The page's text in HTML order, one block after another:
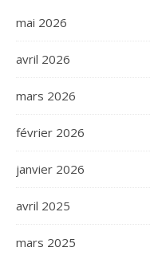
mai 2026
avril 2026
mars 2026
février 2026
janvier 2026
avril 2025
mars 2025